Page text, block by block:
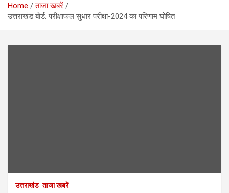
Home
ताजा खबरें
उत्तराखंड बोर्ड: परीक्षाफल सुधार परीक्षा-2024 का परिणाम घोषित
उत्तराखंड ताजा खबरें